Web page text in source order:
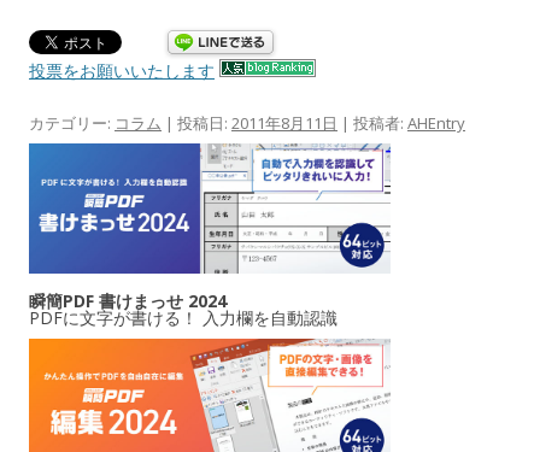
投票をお願いいたします
カテゴリー: コラム | 投稿日: 2011年8月11日 | 投稿者: AHEntry
瞬簡PDF 書けまっせ 2024
PDFに文字が書ける！ 入力欄を自動認識